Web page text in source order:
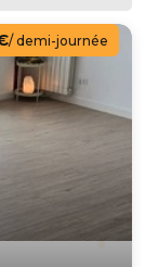
/ demi-journée